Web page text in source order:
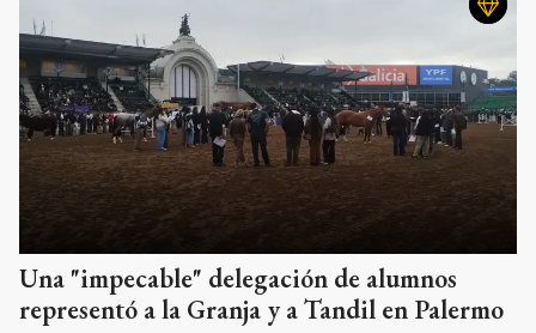
Una "impecable" delegación de alumnos
representó a la Granja y a Tandil en Palermo